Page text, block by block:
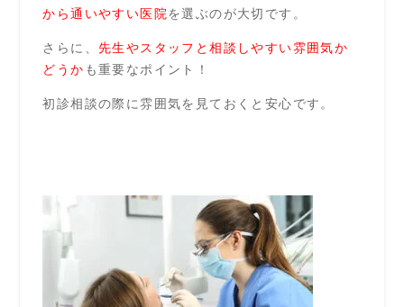
から通いやすい医院を選ぶのが大切です。
さらに、 先生やスタッフと相談しやすい雰囲気か
どうか も重要なポイント！
初診相談の際に雰囲気を見ておくと安心です。